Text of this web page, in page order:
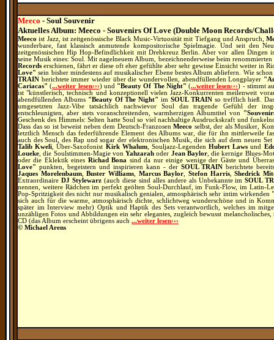
Meeco - Soul Souvenir
Aktuelles Album: Meeco - Souvenirs Of Love (Double Moon Records/
Meeco ist Jazz, ist zeitgenössische Black Music-Virtuosität mit Tiefgang und Anspruch,
wunderbare, fast klassisch anmutende kompositorische Spielmagie. Und seit den
zeitgenössischen Hip Hop-Befindlichkeit mit Drehkreuz Berlin. Aber vor allen Dingen
seine Musik eines: Soul. Mit nagelneuem Album, bezeichnenderweise beim
Records erschienen, fährt er diese oft eher gefühlte aber sehr gewisse Einsicht weiter in
Love" sein bisher mindestens auf musikalischer Ebene bestes Album abliefern. Wie
TRAIN berichtete immer wieder über die wundervollen, abendfüllenden Longplayer
Cariacas" (...weiter lesen›››) und "Beauty Of The Night" (...weiter lesen›››) - stimmt
ist "künstlerisch, technisch und konzeptionell vielen Jazz-Konkurrenten meilenweit
abendfüllenden Albums "Beauty Of The Night" im SOUL TRAINso trefflich hieß.
umgesetzten Jazz-Vibe tatsächlich nachwievor Soul das tragende Gefühl der
entschleunigten, aber stets voranschreitenden, warmherzigen Albumtitel von
Geschenk des Himmels: Selten hatte Soul so viel nachhaltige Ausdruckskraft und
Dass das so ist beweist neben dem Deutsch-Franzosen Meeco selbst, der als Musiker,
letztlich Mensch das federführende Element des Albums war, die für ihn mittlerweile
auch des Soul, des Rap und sogar der elektronischen Musik, die sich auf dem neuen
Talib Kweli , Über-Saxofonist Kirk Whalum, Souljazz-LegendenHubert Laws und
Loueke , die Soulstimmen-Magie vonYahzarah oder Jean Baylor, die kernige Blues-
oder die Eklektik eines Richad Bona sind da nur einige wenige der Gäste und
Love" punkten, begeistern und inspirieren kann - der SOUL TRAIN berichtete
Jaques Morelenbaum,Buster Williams Marcus Baylor ,Stefon Harris,Shedrick
Extraordinaire DJ Stylewarz(auch diese sind alles andere als Unbekannte imSOUL
nennen, weitere Rädchen im perfekt geölten Soul-Durchlauf, im Funk-Flow, im Latin-
Pop-Spritzigkeit des nicht nur musikalisch genialen, atmosphärisch sehr intim wirkenden
sich auch für die warme, atmosphärisch dichte, schlichtweg wunderschöne und in
später im Interview mehr) Optik und Haptik des Sets verantwortlich, welches im
unzähligen Fotos und Abbildungen ein sehr elegantes, zugleich bewusst
CD (das Album erscheint übrigens auch ...weiter lesen›››
© Michael Arens